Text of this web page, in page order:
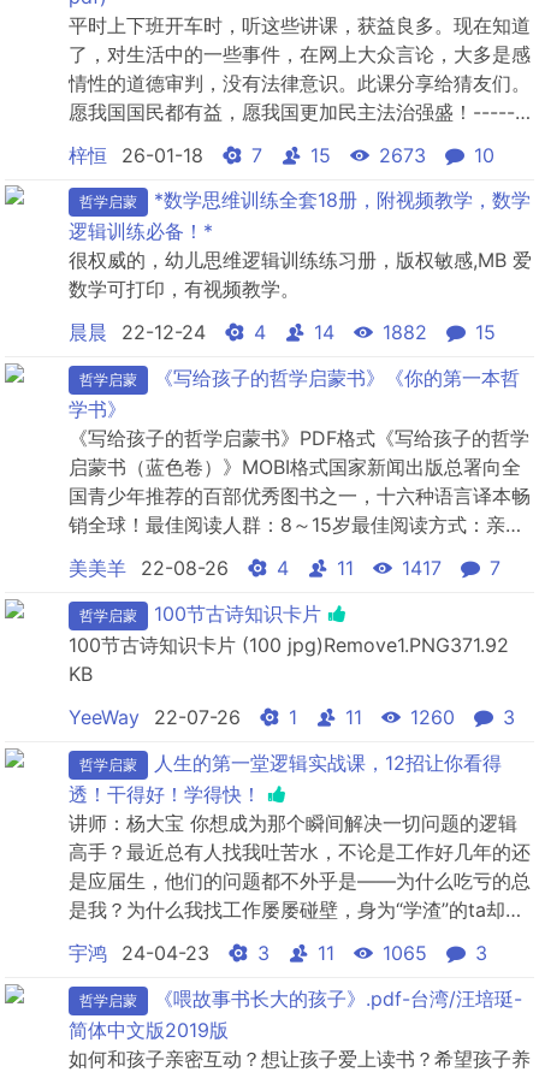
平时上下班开车时，听这些讲课，获益良多。现在知道
了，对生活中的一些事件，在网上大众言论，大多是感
情性的道德审判，没有法律意识。此课分享给猜友们。
愿我国国民都有益，愿我国更加民主法治强盛！-------
-------------------------------------------------------
----------文件为MP3音频, pdf讲义。文件大小
508MB。---------...
梓恒 26-01-18 7 15 2673 10
哲学启蒙
*数学思维训练全套18册，附视频教学，数学
逻辑训练必备！*
很权威的，幼儿思维逻辑训练练习册，版权敏感,MB 爱
数学可打印，有视频教学。
晨晨
22-12-24 4 14 1882 15
哲学启蒙
《写给孩子的哲学启蒙书》《你的第一本哲
学书》
《写给孩子的哲学启蒙书》PDF格式《写给孩子的哲学
启蒙书（蓝色卷）》MOBI格式国家新闻出版总署向全
国青少年推荐的百部优秀图书之一，十六种语言译本畅
销全球！最佳阅读人群：8～15岁最佳阅读方式：亲子
双向阅读最佳阅读时间：每晚睡觉前我想知道……自由
有什么用？要是没有死亡呢？为什么孩子的自由总是比
成人的少？痛苦，我们很快就能感觉到，那么幸福呢？
怎么知道它是否有生命？我们能够选择自己的生活吗？
如果我们很...
美美羊 22-08-26 4 11 1417 7
哲学启蒙
100节古诗知识卡片
100节古诗知识卡片 (100 jpg) Remove1.PNG371.92
KB
YeeWay
22-07-26 1 11 1260 3
哲学启蒙
人生的第一堂逻辑实战课，12招让你看得
透！干得好！学得快！
讲师：杨大宝 你想成为那个瞬间解决一切问题的逻辑
高手？最近总有人找我吐苦水，不论是工作好几年的还
是应届生，他们的问题都不外乎是——为什么吃亏的总
是我？为什么我找工作屡屡碰壁，身为“学渣”的ta却进
了名企？为什么我总是在加班，ta却不用？为什么老板
只听ta的，明明我们说的是同个意思？为什么连谈恋
爱，也摸不清对方心思？小心翼翼？这些不甘心，听上
去都特惋惜，但其实一切职场、生活上的混乱，都是忽
略了“最...
宇鸿 24-04-23 3 11 1065 3
哲学启蒙
《喂故事书长大的孩子》.pdf-台湾/汪培珽-
简体中文版2019版
如何和孩子亲密互动？想让孩子爱上读书？希望孩子养